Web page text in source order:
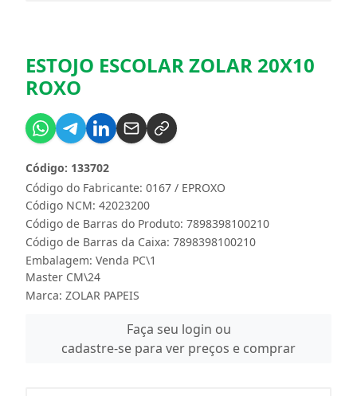
ESTOJO ESCOLAR ZOLAR 20X10
ROXO
Código do Fabricante: 0167 / EPROXO
Código: 133702
Código NCM: 42023200
Código de Barras do Produto: 7898398100210
Código de Barras da Caixa: 7898398100210
Embalagem: Venda PC\1
Master CM\24
Marca: ZOLAR PAPEIS
Faça seu login ou
cadastre-se para ver preços e comprar